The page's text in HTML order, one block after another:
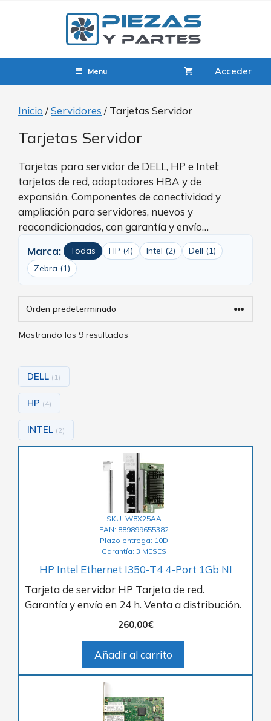
Menu Acceder
Inicio /Servidores / Tarjetas Servidor
Tarjetas Servidor
Tarjetas para servidor de DELL, HP e Intel:
tarjetas de red, adaptadores HBA y de
expansión. Componentes de conectividad y
ampliación para servidores, nuevos y
reacondicionados, con garantía y envío…
Marca:
Todas HP (4) Intel (2)
Dell (1)
Zebra (1)
Mostrando los 9 resultados
DELL (1)
HP (4)
INTEL (2)
SKU: W8X25AA
EAN: 889899655382
Plazo entrega: 10D
Garantía: 3 MESES
HP Intel Ethernet I350-T4 4-Port 1Gb NI
Tarjeta de servidor HP Tarjeta de red.
Garantía y envío en 24 h. Venta a distribución.
260,00€
Añadir al carrito